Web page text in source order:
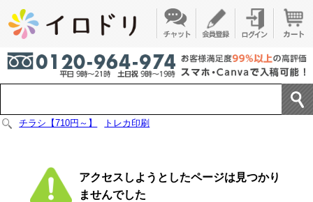
チラシ【710円～】 トレカ印刷
アクセスしようとしたページは見つかり
ませんでした